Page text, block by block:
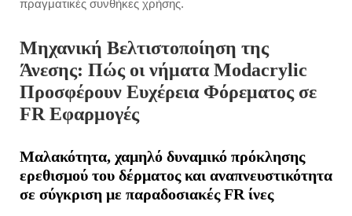
πραγματικές συνθήκες χρήσης.
Μηχανική Βελτιστοποίηση της
Άνεσης: Πώς οι νήματα Modacrylic
Προσφέρουν Ευχέρεια Φόρεματος σε
FR Εφαρμογές
Μαλακότητα, χαμηλό δυναμικό πρόκλησης
ερεθισμού του δέρματος και αναπνευστικότητα
σε σύγκριση με παραδοσιακές FR ίνες